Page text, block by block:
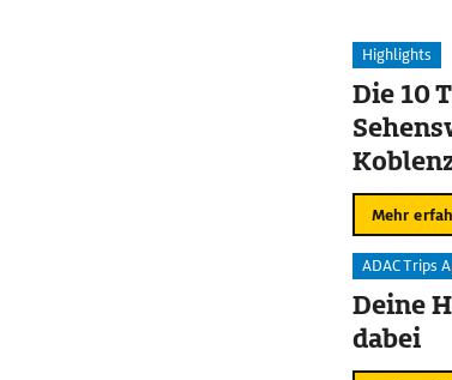
Highlights
Die 10
Mehr
ADAC Trips
Deine
dabei